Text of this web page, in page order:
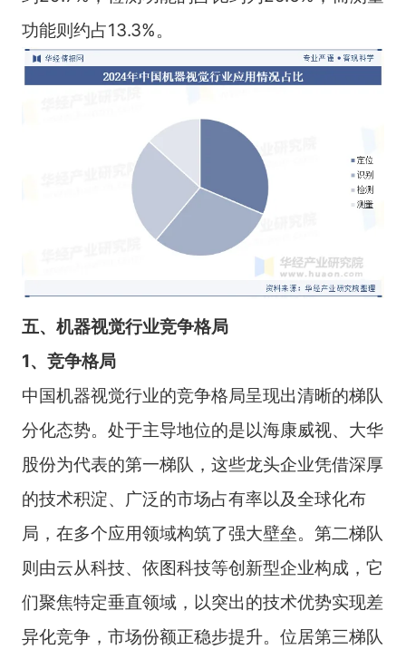
功能则约占13.3%。
五、机器视觉行业竞争格局
1、竞争格局
中国机器视觉行业的竞争格局呈现出清晰的梯队
分化态势。处于主导地位的是以海康威视、大华
股份为代表的第一梯队，这些龙头企业凭借深厚
的技术积淀、广泛的市场占有率以及全球化布
局，在多个应用领域构筑了强大壁垒。第二梯队
则由云从科技、依图科技等创新型企业构成，它
们聚焦特定垂直领域，以突出的技术优势实现差
异化竞争，市场份额正稳步提升。位居第三梯队